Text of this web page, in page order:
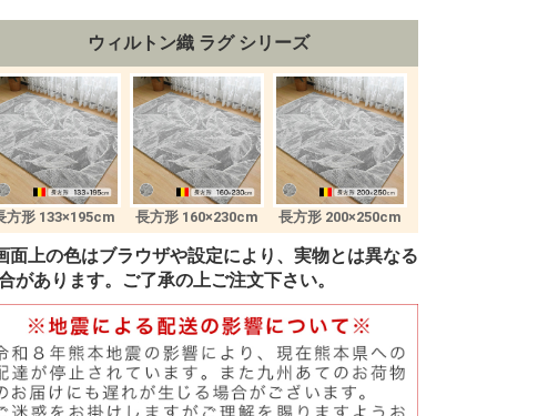
ウィルトン織 ラグ シリーズ
方形 133×195cm 長方形 160×230cm 長方形 200×250cm
面上の色はブラウザや設定により、実物とは異なる
があります。ご了承の上ご注文下さい。